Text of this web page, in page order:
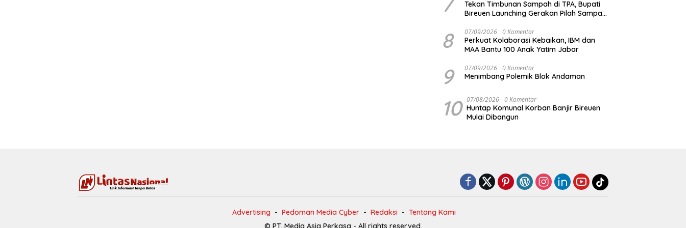
Tekan Timbunan Sampah di TPA, Bupati
Bireuen Launching Gerakan Pilah Sampah
8 07/09/2026 0 Komentar
Perkuat Kolaborasi Kebaikan, IBM dan
MAA Bantu 100 Anak Yatim Jabar
9 07/09/2026 0 Komentar
Menimbang Polemik Blok Andaman
10 07/08/2026 0 Komentar
Huntap Komunal Korban Banjir Bireuen
Mulai Dibangun
Advertising Pedoman Media Cyber Redaksi
Tentang Kami
© PT. Media Asia Perkasa - All rights reserved.